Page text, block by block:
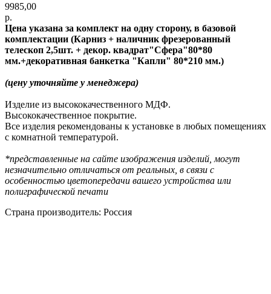
9985,00
р.
Цена указана за комплект на одну сторону, в базовой
комплектации (Карниз + наличник фрезерованный
телескоп 2,5шт. + декор. квадрат"Сфера"80*80
мм.+декоративная банкетка "Капли" 80*210 мм.)
(цену уточняйте у менеджера)
Изделие из высококачественного МДФ.
Высококачественное покрытие.
Все изделия рекомендованы к установке в любых помещениях
с комнатной температурой.
*представленные на сайте изображения изделий, могут
незначительно отличаться от реальных, в связи с
особенностью цветопередачи вашего устройства или
полиграфической печати
Страна производитель: Россия